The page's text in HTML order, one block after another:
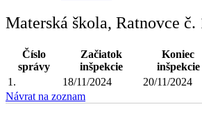
Materská škola, Ratnovce č.
Číslo
správy
Začiatok
inšpekcie
Koniec
inšpekcie
1.
18/11/2024 20/11/2024
Návrat na zoznam